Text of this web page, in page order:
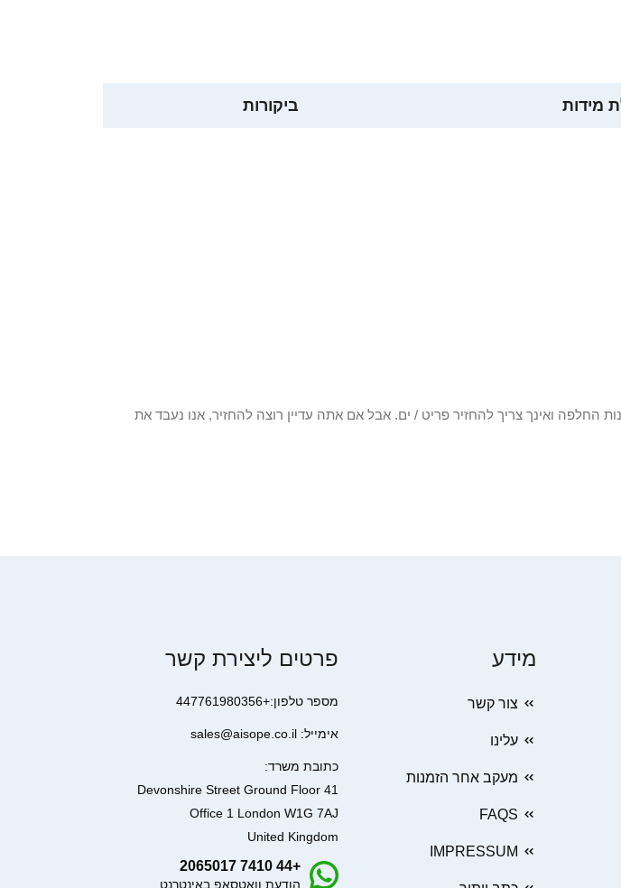
מידות ביקורות
מראש להזמנות החלפה ואינך צריך להחזיר פריט / ים. אבל אם אתה עדיין רוצה להחזיר, אנו נעבד את
מידע
צור קשר
עלינו
מעקב אחר הזמנות
FAQS
IMPRESSUM
פרטים ליצירת קשר
מספר טלפון:+447761980356
אימייל: sales@aisope.co.il
כתובת משרד:
41 Devonshire Street Ground Floor
Office 1 London W1G 7AJ
United Kingdom
+44 7410 2065017
הודעת וואטסאפ באינטרנט